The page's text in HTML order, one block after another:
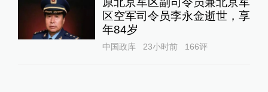
区空军司令员李永金逝世，享
年84岁
中国政库 23小时前 166评